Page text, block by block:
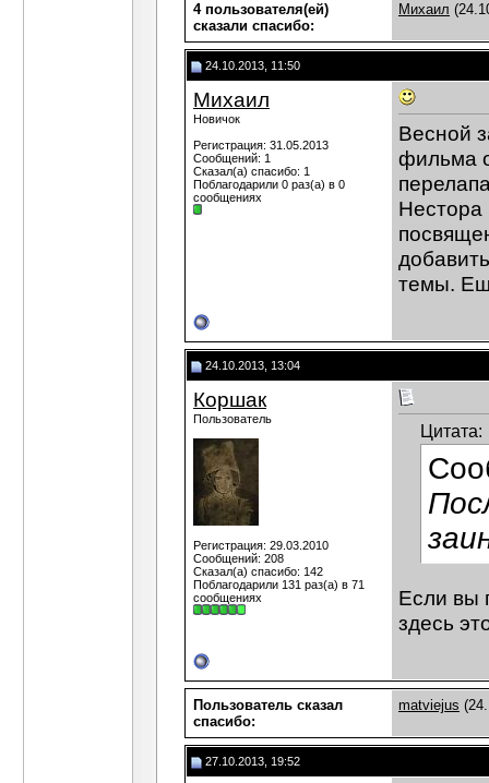
4 пользователя(ей)
сказали cпасибо:
Михаил
24.10.2013, 11:50
Михаил
Новичок
Регистрация: 31.05.2013
Сообщений: 1
Сказал(а) спасибо: 1
Поблагодарили 0 раз(а) в 0
сообщениях
Весной
фильма
Нестора
темы.
24.10.2013, 13:04
Коршак
Пользователь
Регистрация: 29.03.2010
Сообщений: 208
Сказал(а) спасибо: 142
Поблагодарили 131 раз(а) в 71
сообщениях
Цитата:
Если вы
здесь
Пользователь сказал
cпасибо:
matviejus
27.10.2013, 19:52